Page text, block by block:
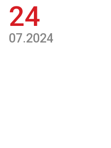
24
07.2024